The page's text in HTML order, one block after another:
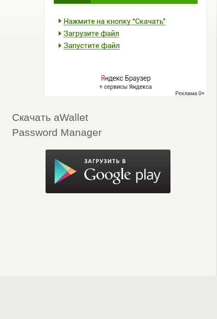
Скачать aWallet
Password Manager